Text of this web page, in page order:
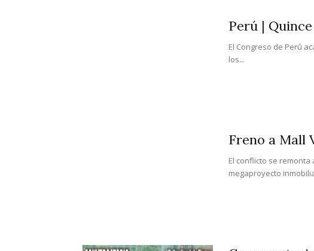
Perú |
El Congreso de Perú
los...
Freno a Mall
El conflicto se
megaproyecto